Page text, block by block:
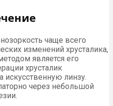
чаще всего
изменений хрусталика,
является его
хрусталик
искусственную линзу.
через небольшой